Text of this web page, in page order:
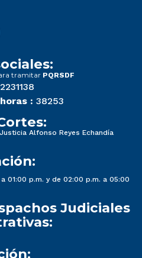
tramitar PQRSDF
: 38253
Alfonso Reyes Echandía
01:00 p.m. y de 02:00 p.m. a 05:00
Judiciales